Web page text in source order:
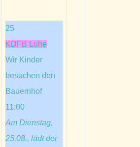
25
KDFB Luhe
Wir Kinder
besuchen den
Bauernhof
11:00
Am Dienstag,
25.08., lädt der